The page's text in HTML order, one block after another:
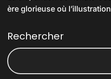
ère glorieuse où
Rechercher